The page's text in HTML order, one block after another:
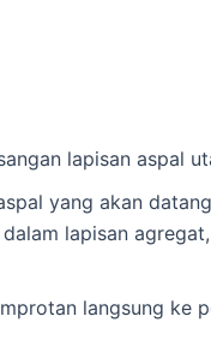
lapisan aspal
yang akan
lapisan
langsung ke